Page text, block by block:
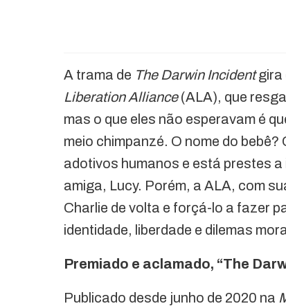
A trama de The Darwin Incidentgira
Liberation Alliance(ALA), que
mas o que eles não esperavam é
meio chimpanzé. O nome do
adotivos humanos e está prestes
amiga, Lucy. Porém, a ALA, com
Charlie de volta e forçá-lo a fazer
identidade, liberdade e dilemas
Premiado e aclamado, “The
Publicado desde junho de 2020 na